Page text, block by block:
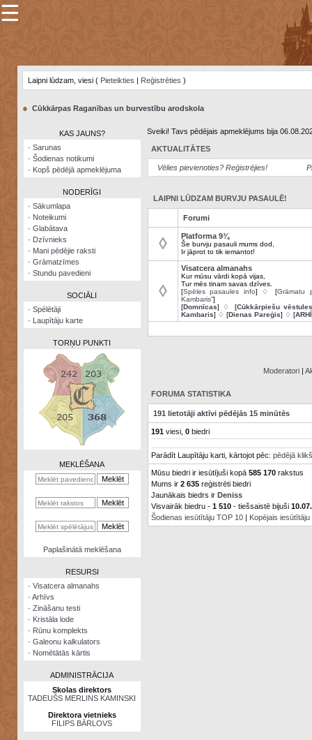
×
Šodienas
notikumi
Visatcera
almanahs
Arhīvs
Zināšanu
kalkulators
Nomētātās
☰
Laipni lūdzam, viesi ( Pieteikties | Reģistrēties )
● Cūkkārpas Raganības un burvestību arodskola
KAS JAUNS?
· Sarunas
· Šodienas notikumi
· Kopš pēdējā apmeklējuma
NODERĪGI
· Sākumlapa
· Noteikumi
· Glabātava
· Dzīvnieks
· Mani pēdējie raksti
· Grāmatzīmes
· Stundu pavedieni
SOCIĀLI
· Spēlētāji
· Laupītāju karte
TORŅU PUNKTI
MEKLĒŠANA
Paplašinātā meklēšana
RESURSI
· Visatcera almanahs
· Arhīvs
· Zināšanu testi
· Kristāla lode
· Rūnu komplekts
· Galeonu kalkulators
· Nomētātās kārtis
ADMINISTRĀCIJA
Skolas direktors
TADEUŠS MERLINS KAMINSKI
Direktora vietnieks
FILIPS BĀRLOVS
Sveiki! Tavs pēdējais apmeklējums bija
AKTUALITĀTES
Vēlies pievienoties? Reģistrējies!
LAIPNI LŪDZAM BURVJU PASAULĒ!
Forumi
◊ Platforma 9¾
Še burvju pasauli mums dod,
Ir jāprot to tik iemantot!
◊
Visatcera almanahs
Kur mūsu vārdi kopā vijas,
Tur mēs tinam savas dzīves.
[Spēles pasaules info] ♢ [Grāmatu
Kambaris”]
[Domnīcas] ♢ [Cūkkārpiešu vēstules
Kambaris] ♢ [Dienas Pareģis] ♢ [
Moderatori |
FORUMA STATISTIKA
191 lietotāji aktīvi pēdējās 15 minūtēs
191viesi, 0biedri
Parādīt Laupītāju karti, kārtojot pēc: pēdējā
Mūsu biedri ir iesūtījuši kopā 585 170rakstus
Mums ir 2 635reģistrēti biedri
Jaunākais biedrs ir Deniss
Visvairāk biedru - 1 510- tiešsaistē bijuši
Šodienas iesūtītāju TOP 10| Kopējais iesūtītāju